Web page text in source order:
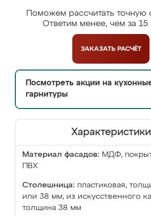
Поможем рассчитать точную
Ответим менее, чем за 15
ЗАКАЗАТЬ РАСЧЁТ
Посмотреть акции на
гарнитуры
Характеристики
Материал фасадов: МДФ,
ПВХ
Столешница: пластиковая,
или 38 мм; из искусственного
толщина 38 мм